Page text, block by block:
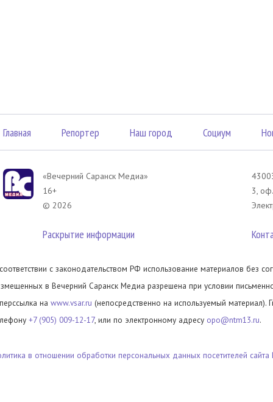
Главная Репортер Наш город Социум
«Вечерний Саранск Mедиа»
16+
© 2026
Раскрытие информации
3,
с законодательством РФ использование материалов без
в Вечерний Саранск Медиа разрешена при условии
на www.vsar.ru (непосредственно на используемый материал).
+7 (905) 009-12-17, или по электронному адресу opo@ntm13.ru.
в отношении обработки персональных данных посетителей